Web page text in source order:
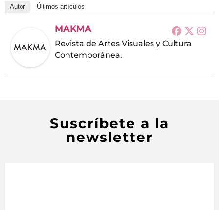
Autor Últimos artículos
MAKMA
Revista de Artes Visuales y Cultura
Contemporánea.
Suscríbete a la
newsletter